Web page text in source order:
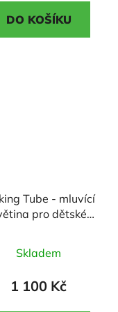
3,0
z
DO KOŠÍKU
Tube - mluvící
pro dětské
hodnocení
produktu
Skladem
1 100 Kč